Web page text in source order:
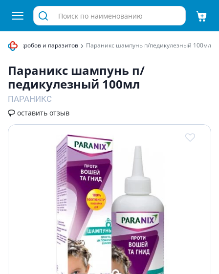
микробов и паразитов Параникс шампунь п/педикулезный 100мл
Параникс шампунь п/
педикулезный 100мл
ПАРАНИКС
оставить отзыв